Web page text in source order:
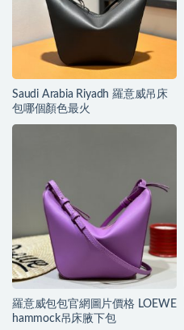
Saudi Arabia Riyadh 羅意威吊床
包哪個顏色最火
羅意威包包官網圖片價格 LOEWE
hammock吊床腋下包